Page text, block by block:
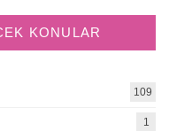
KONULAR
109
1